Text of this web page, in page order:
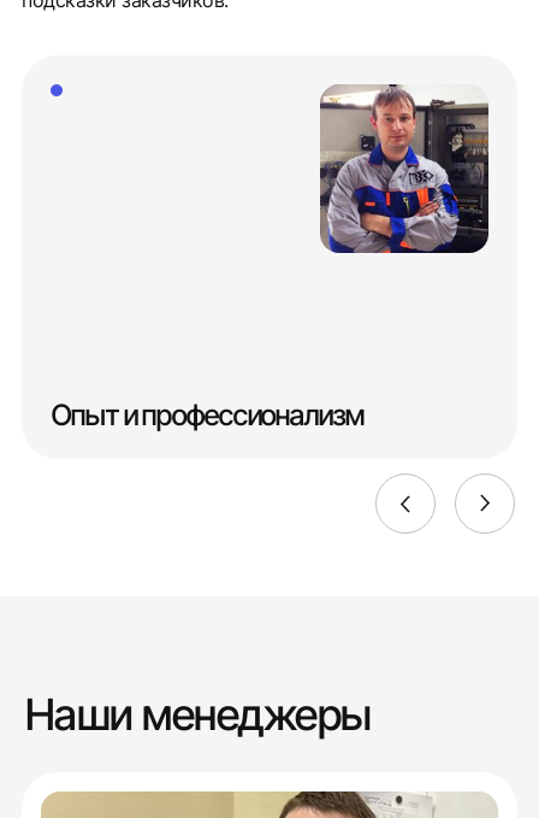
Опыт и профессионализм
Наши менеджеры